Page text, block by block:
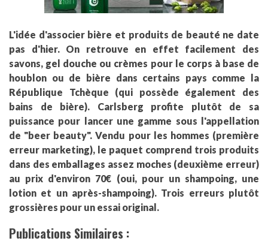
L'idée d'associer bière et produits de beauté ne date
pas d'hier. On retrouve en effet facilement des
savons, gel douche ou crèmes pour le corps à base de
houblon ou de bière dans certains pays comme la
République Tchèque (qui possède également des
bains de bière). Carlsberg profite plutôt de sa
puissance pour lancer une gamme sous l'appellation
de "beer beauty". Vendu pour les hommes (première
erreur marketing), le paquet comprend trois produits
dans des emballages assez moches (deuxième erreur)
au prix d'environ 70€ (oui, pour un shampoing, une
lotion et un après-shampoing). Trois erreurs plutôt
grossières pour un essai original.
Publications Similaires :